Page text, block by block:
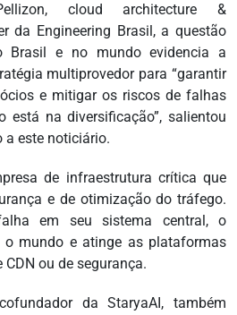
cloud architecture &
da Engineering Brasil, a questão
Brasil e no mundo evidencia a
multiprovedor para “garantir
e mitigar os riscos de falhas
está na diversificação”, salientou
a este noticiário.
de infraestrutura crítica que
e de otimização do tráfego.
em seu sistema central, o
mundo e atinge as plataformas
ou de segurança.
da StaryaAI, também